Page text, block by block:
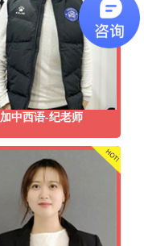
加中西语-纪老师